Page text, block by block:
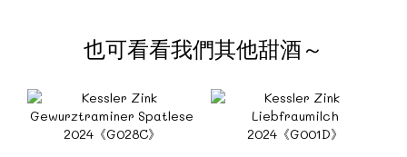
也可看看我們其他甜酒～